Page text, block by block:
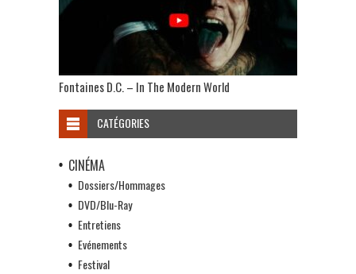
Fontaines D.C. – In The Modern World
CATÉGORIES
CINÉMA
Dossiers/Hommages
DVD/Blu-Ray
Entretiens
Evénements
Festival